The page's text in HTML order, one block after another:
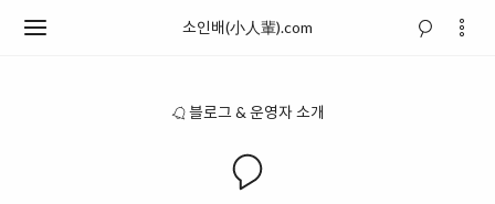
소인배(小人輩).com
블로그 & 운영자 소개